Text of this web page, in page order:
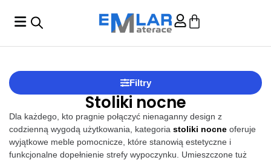
Filtry
Stoliki nocne
Dla każdego, kto pragnie połączyć nienaganny design z
codzienną wygodą użytkowania, kategoria stoliki nocne oferuje
wyjątkowe meble pomocnicze, które stanowią estetyczne i
funkcjonalne dopełnienie strefy wypoczynku. Umieszczone tuż